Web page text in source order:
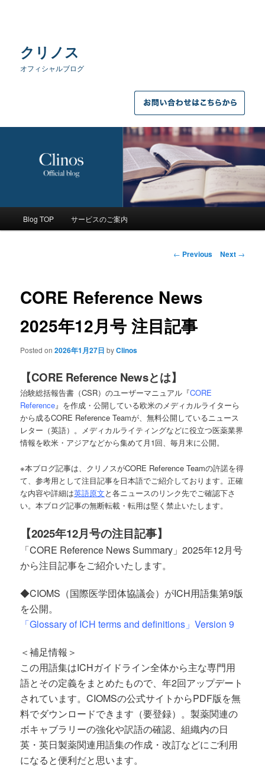
クリノス
オフィシャルブログ
Skip
content
Blog TOP サービスのご案内
Post
← Previous Next →
CORE Reference News
2025年12月号 注目記事
Posted on2026年1月27日 byClinos
【CORE Reference Newsとは】
治験総括報告書（CSR）のユーザーマニュアル『CORE
Reference』を作成・公開している欧米のメディカルライターら
から成るCORE Reference Teamが、無料公開しているニュース
レター（英語）。メディカルライティングなどに役立つ医薬業界
情報を欧米・アジアなどから集めて月1回、毎月末に公開。
※本ブログ記事は、クリノスがCORE Reference Teamの許諾を得
て、参考用として注目記事を日本語でご紹介しております。正確
な内容や詳細は英語原文と各ニュースのリンク先でご確認下さ
い。本ブログ記事の無断転載・転用は堅く禁止いたします。
【2025年12月号の注目記事】
「CORE Reference News Summary」2025年12月号
から注目記事をご紹介いたします。
◆CIOMS（国際医学団体協議会）がICH用語集第9版
を公開。
「Glossary of ICH terms and definitions」Version 9
＜補足情報＞
この用語集はICHガイドライン全体から主な専門用
語とその定義をまとめたもので、年2回アップデート
されています。CIOMSの公式サイトからPDF版を無
料でダウンロードできます（要登録）。製薬関連の
ボキャブラリーの強化や訳語の確認、組織内の日
英・英日製薬関連用語集の作成・改訂などにご利用
になると便利だと思います。